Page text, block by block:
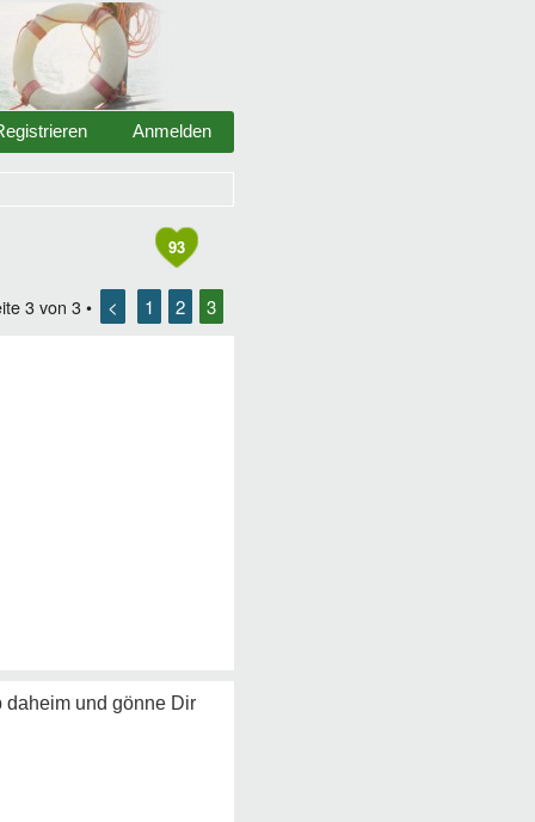
Anmelden
93
3 von 3 • < 1 2 3
daheim und gönne Dir